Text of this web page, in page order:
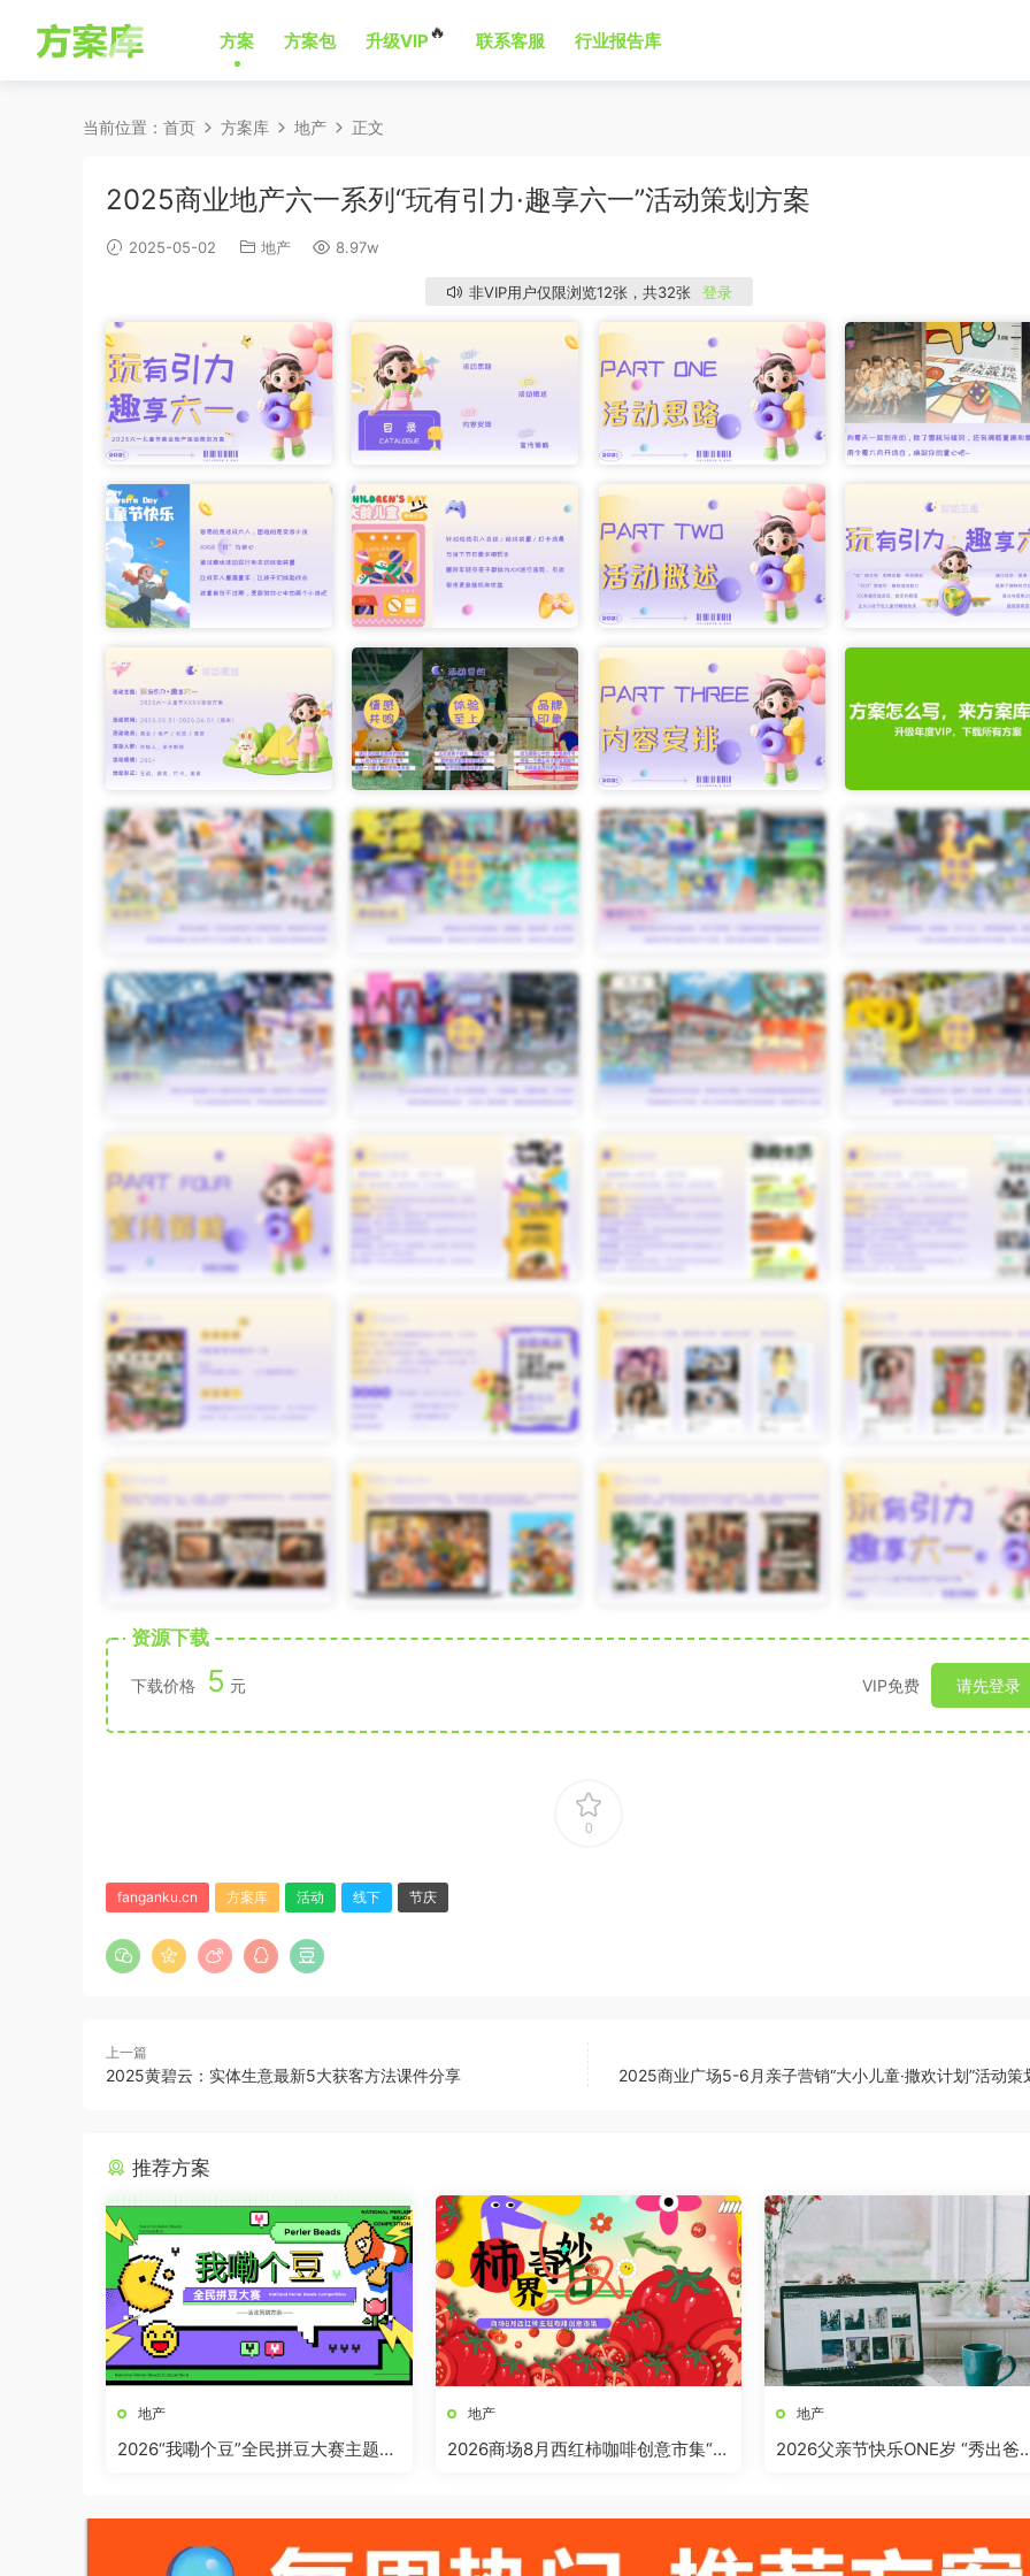
方案 方案包 升级VIP🔥 联系客服 行业报告库
当前位置： 首页 方案库 地产 正文
2025商业地产六一系列“玩有引力·趣享六一”活动策划方案
2025-05-02 地产 8.97w
非VIP用户仅限浏览12张，共32张 登录
资源下载
下载价格 5 元 VIP免费 请先登录
0
fanganku.cn 方案库 活动 线下 节庆
上一篇
2025黄碧云：实体生意最新5大获客方法课件分享 2025商业广场5-6月亲子营销“大小儿童·撒欢计划”活动策
推荐方案
地产
2026“我嘞个豆”全民拼豆大赛主题活
地产
2026商场8月西红柿咖啡创意市集“柿
地产
2026父亲节快乐ONE岁 “秀出爸